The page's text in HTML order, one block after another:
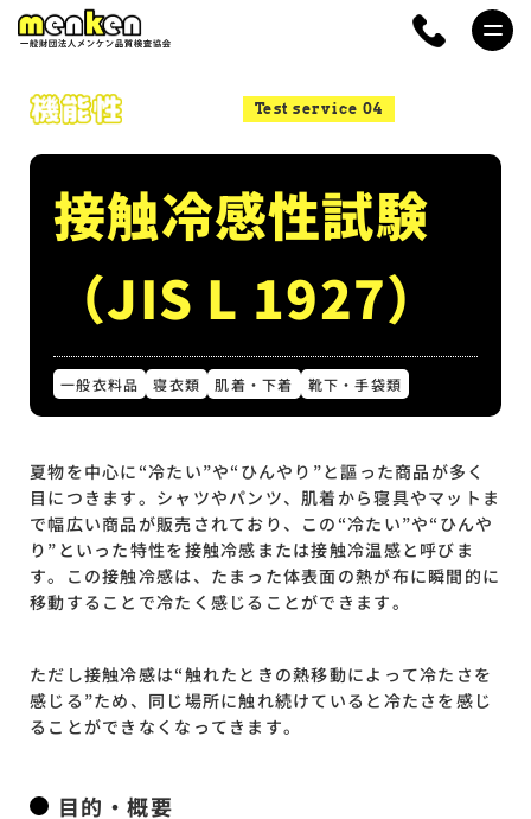
Test service 04
接触冷感性試験
（JIS L 1927）
一般衣料品 寝衣類 肌着・下着 靴下・手袋類
夏物を中心に“冷たい”や“ひんやり”と謳った商品が多く
目につきます。シャツやパンツ、肌着から寝具やマットま
で幅広い商品が販売されており、この“冷たい”や“ひんや
り”といった特性を接触冷感または接触冷温感と呼びま
す。この接触冷感は、たまった体表面の熱が布に瞬間的に
移動することで冷たく感じることができます。
ただし接触冷感は“触れたときの熱移動によって冷たさを
感じる”ため、同じ場所に触れ続けていると冷たさを感じ
ることができなくなってきます。
目的・概要